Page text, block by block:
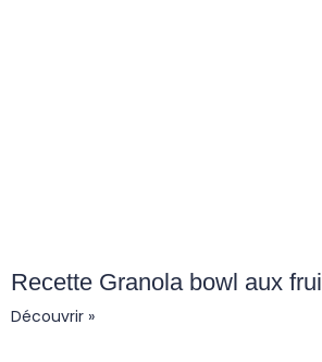
Recette Granola bowl aux
Découvrir »